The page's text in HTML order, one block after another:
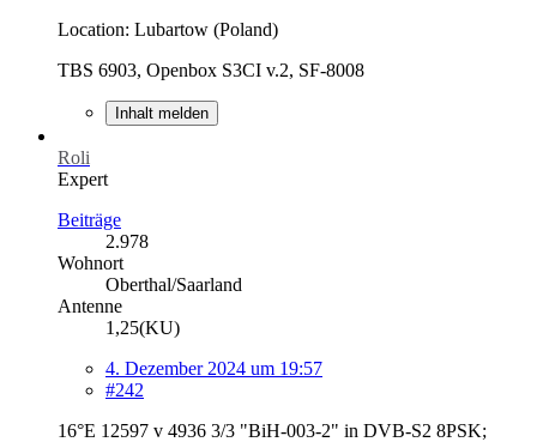
Location: Lubartow (Poland)
TBS 6903, Openbox S3CI v.2, SF-8008
Inhalt melden
Roli
Expert
Beiträge
2.978
Wohnort
Oberthal/Saarland
Antenne
1,25(KU)
4. Dezember 2024 um 19:57
#242
16°E 12597 v 4936 3/3 "BiH-003-2" in DVB-S2 8PSK;